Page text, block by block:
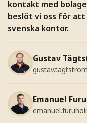
kontakt med
beslöt vi oss för att
svenska kontor.
Gustav
Emanuel